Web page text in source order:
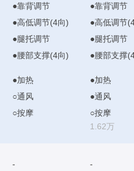
●靠背调节
●高低调节(4向)
●腿托调节
●腰部支撑(4向)
●靠背调节
●高低调节
●腿托调节
●腰部支撑
●加热
○通风
○按摩
●加热
●通风
○按摩
1.62万
- -